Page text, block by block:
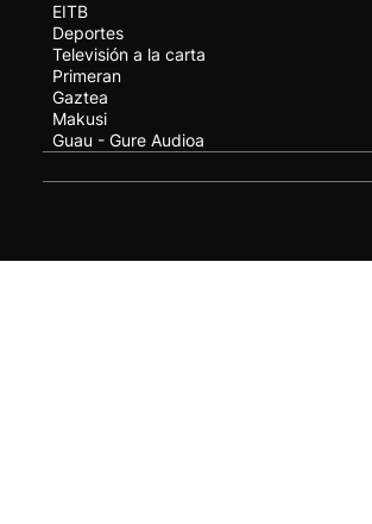
EITB
Deportes
Televisión a la carta
Primeran
Gaztea
Makusi
Guau - Gure Audioa